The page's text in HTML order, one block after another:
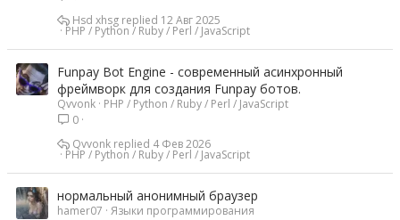
PHP / Python / Ruby / Perl / JavaScript
12 Авг 2025
Hsd xhsg
Funpay Bot Engine - современный асинхронный
фреймворк для создания Funpay ботов.
Qvvonk PHP / Python / Ruby / Perl / JavaScript
0
PHP / Python / Ruby / Perl / JavaScript
4 Фев 2026
Qvvonk
нормальный анонимный браузер
hamer07 Языки программирования